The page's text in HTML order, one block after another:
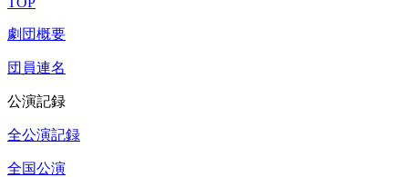
劇団概要
団員連名
公演記録
全公演記録
全国公演